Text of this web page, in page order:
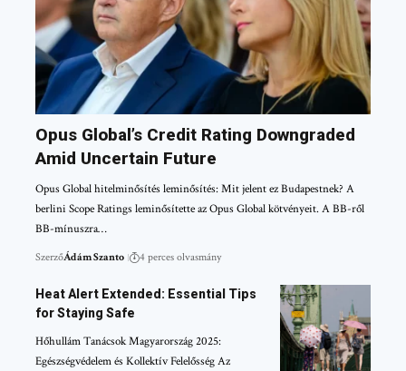
Opus Global’s Credit Rating Downgraded
Amid Uncertain Future
Opus Global hitelminősítés leminősítés: Mit jelent ez Budapestnek? A
berlini Scope Ratings leminősítette az Opus Global kötvényeit. A BB-ről
BB-mínuszra…
SzerzőÁdám Szanto 4 perces olvasmány
Heat Alert Extended: Essential Tips
for Staying Safe
Hőhullám Tanácsok Magyarország 2025:
Egészségvédelem és Kollektív Felelősség Az